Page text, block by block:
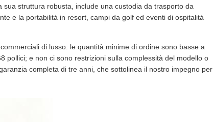
struttura robusta, include una custodia da trasporto da
e la portabilità in resort, campi da golf ed eventi di ospitalità
di lusso: le quantità minime di ordine sono basse a
pollici; e non ci sono restrizioni sulla complessità del modello o
completa di tre anni, che sottolinea il nostro impegno per